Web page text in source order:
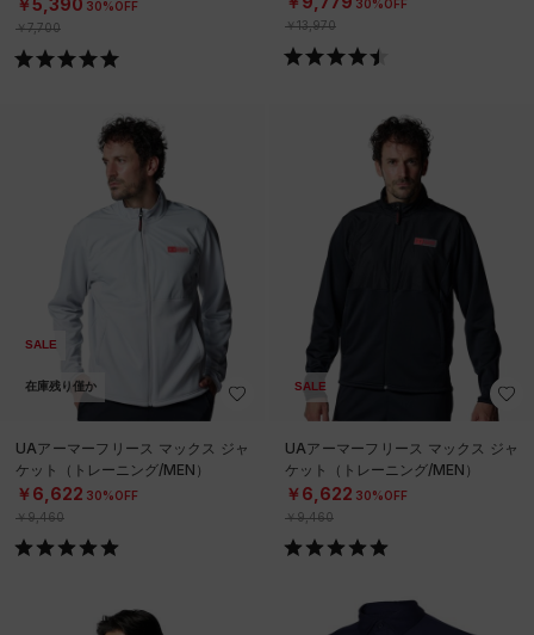
￥5,390 30%OFF
￥7,700
30%OFF
￥13,970
SALE
在庫残り僅か
UAアーマーフリース マックス ジャ
ケット（トレーニング/MEN）
￥6,622 30%OFF
￥9,460
SALE
UAアーマーフリース マックス ジャ
ケット（トレーニング/MEN）
￥6,622 30%OFF
￥9,460